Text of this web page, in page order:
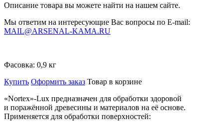
Описание товара вы можете найти на нашем сайте.
Мы ответим на интересующие Вас вопросы по E-mail:
MAIL@ARSENAL-KAMA.RU
Фасовка: 0,9 кг
Купить Оформить заказ Товар в корзине
«Nortex»-Lux предназначен для обработки здоровой
и поражённой древесины и материалов на её основе.
Применяется для обработки поверхностей: